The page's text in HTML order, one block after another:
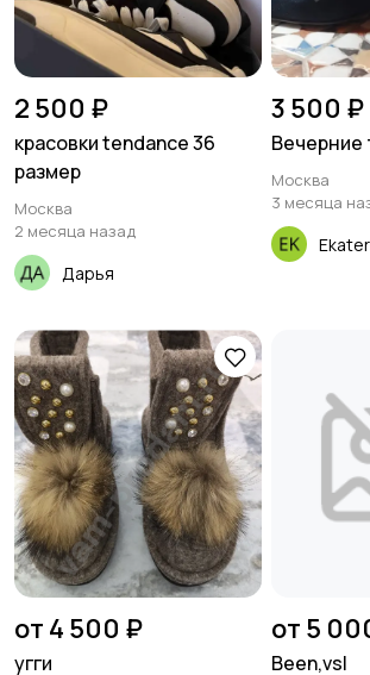
2 500 ₽
красовки tendance 36
размер
Москва
2 месяца назад
Дарья
3 500 ₽
Вечерние
Москва
3 месяца
от 4 500 ₽
угги
от 5
Been,vsl